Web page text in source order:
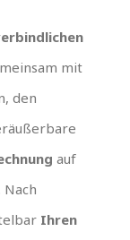
mit
den
auf
Ihren